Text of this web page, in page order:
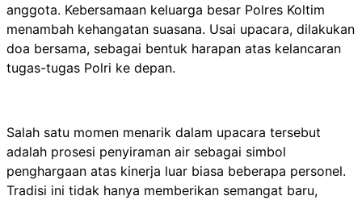
anggota. Kebersamaan keluarga besar Polres Koltim
menambah kehangatan suasana. Usai upacara, dilakukan
doa bersama, sebagai bentuk harapan atas kelancaran
tugas-tugas Polri ke depan.
Salah satu momen menarik dalam upacara tersebut
adalah prosesi penyiraman air sebagai simbol
penghargaan atas kinerja luar biasa beberapa personel.
Tradisi ini tidak hanya memberikan semangat baru,